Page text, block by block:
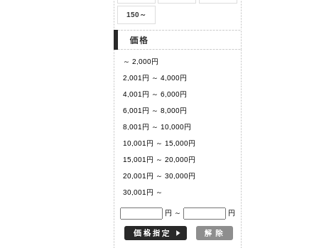
150～
～ 2,000円
2,001円 ～ 4,000円
4,001円 ～ 6,000円
6,001円 ～ 8,000円
8,001円 ～ 10,000円
10,001円 ～ 15,000円
15,001円 ～ 20,000円
20,001円 ～ 30,000円
30,001円 ～
円 ～ 円